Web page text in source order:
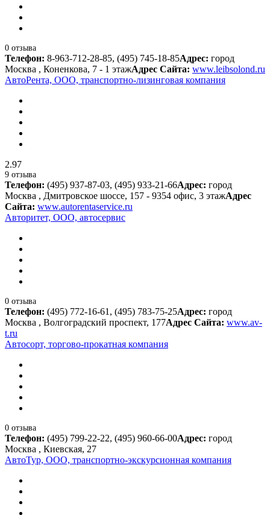
0 отзыва
Телефон: 8-963-712-28-85, (495) 745-18-85Адрес: город
Москва , Коненкова, 7 - 1 этажАдрес Сайта: www.leibsolond.ru
АвтоРента, ООО, транспортно-лизинговая компания
2.97
9 отзыва
Телефон: (495) 937-87-03, (495) 933-21-66Адрес: город
Москва , Дмитровское шоссе, 157 - 9354 офис, 3 этажАдрес
Сайта: www.autorentaservice.ru
Авторитет, ООО, автосервис
0 отзыва
Телефон: (495) 772-16-61, (495) 783-75-25Адрес: город
Москва , Волгоградский проспект, 177Адрес Сайта: www.av-
t.ru
Автосорт, торгово-прокатная компания
0 отзыва
Телефон: (495) 799-22-22, (495) 960-66-00Адрес: город
Москва , Киевская, 27
АвтоТур, ООО, транспортно-экскурсионная компания